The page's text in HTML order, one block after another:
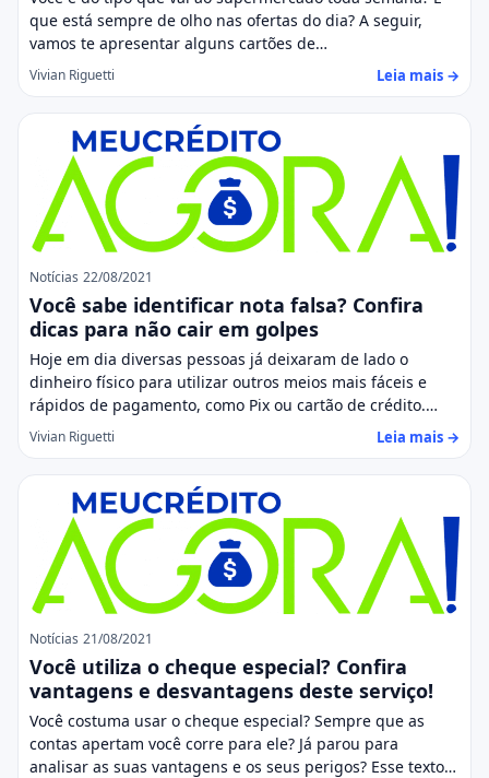
que está sempre de olho nas ofertas do dia? A seguir,
vamos te apresentar alguns cartões de…
Vivian Riguetti Leia mais →
Notícias 22/08/2021
Você sabe identificar nota falsa? Confira
dicas para não cair em golpes
Hoje em dia diversas pessoas já deixaram de lado o
dinheiro físico para utilizar outros meios mais fáceis e
rápidos de pagamento, como Pix ou cartão de crédito.…
Vivian Riguetti Leia mais →
Notícias 21/08/2021
Você utiliza o cheque especial? Confira
vantagens e desvantagens deste serviço!
Você costuma usar o cheque especial? Sempre que as
contas apertam você corre para ele? Já parou para
analisar as suas vantagens e os seus perigos? Esse texto…